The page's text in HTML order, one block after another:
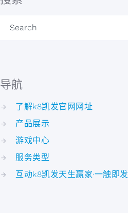
Search
导航
了解k8凯发官网网址
产品展示
游戏中心
服务类型
互动k8凯发天生赢家·一触即发